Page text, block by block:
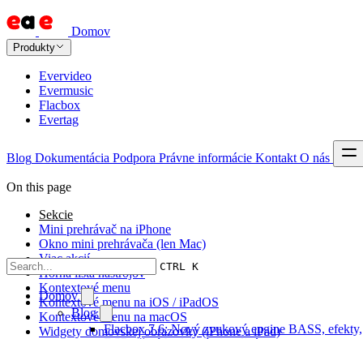
Domov
Produkty
Evervideo
Evermusic
Flacbox
Evertag
Blog Dokumentácia Podpora Právne informácie Kontakt O nás
CTRL K
Domov
Blog
Flacbox 7.6: Nový zvukový engine BASS, efekty,
On this page
Sekcie
Mini prehrávač na iPhone
Okno mini prehrávača (len Mac)
Viac akcií
Horná lišta nástrojov
Kontextové menu
Kontextové menu na iOS / iPadOS
Kontextové menu na macOS
Widgety domovskej obrazovky (iPhone a iPad)